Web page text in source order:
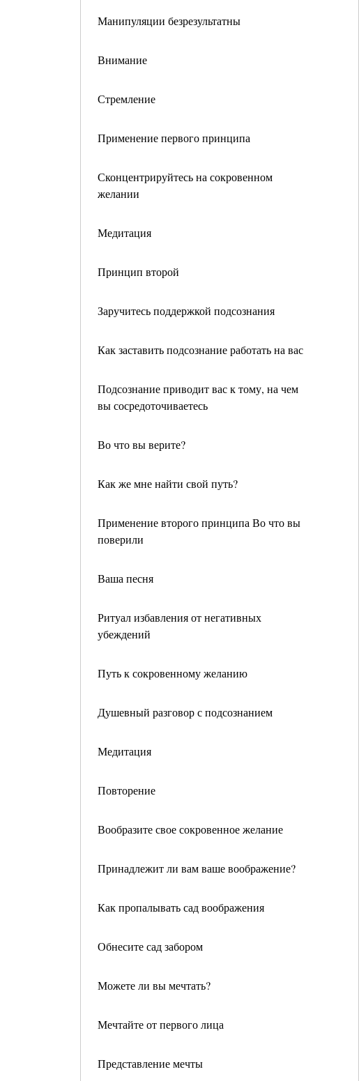
Манипуляции безрезультатны
Внимание
Стремление
Применение первого принципа
Сконцентрируйтесь на сокровенном
желании
Медитация
Принцип второй
Заручитесь поддержкой подсознания
Как заставить подсознание работать на вас
Подсознание приводит вас к тому, на чем
вы сосредоточиваетесь
Во что вы верите?
Как же мне найти свой путь?
Применение второго принципа Во что вы
поверили
Ваша песня
Ритуал избавления от негативных
убеждений
Путь к сокровенному желанию
Душевный разговор с подсознанием
Медитация
Повторение
Вообразите свое сокровенное желание
Принадлежит ли вам ваше воображение?
Как пропалывать сад воображения
Обнесите сад забором
Можете ли вы мечтать?
Мечтайте от первого лица
Представление мечты